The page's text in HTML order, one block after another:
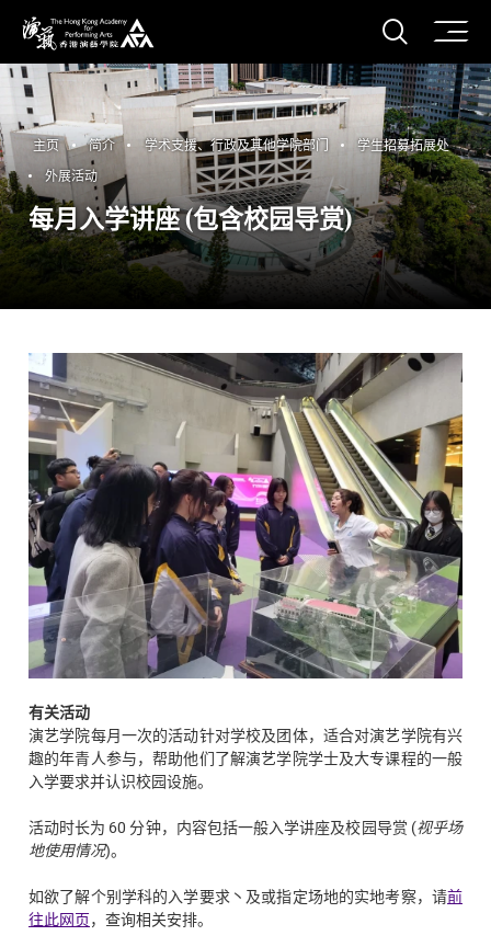
香港演艺学院
打开
主页 简介 学术支援、行政及其他学院部门
学生招募拓展处
外展活动
每月入学讲座 (包含校园导赏)
有关活动
演艺学院每月一次的活动针对学校及团体，适合对演艺学院有兴
趣的年青人参与，帮助他们了解演艺学院学士及大专课程的一般
入学要求并认识校园设施。
活动时长为 60 分钟，内容包括一般入学讲座及校园导赏 (视乎场
地使用情况)。
如欲了解个别学科的入学要求丶及或指定场地的实地考察，请前
往此网页，查询相关安排。